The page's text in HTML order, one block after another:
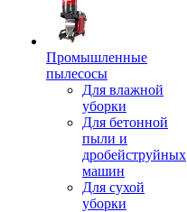
Промышленные
пылесосы
Для влажной
уборки
Для бетонной
пыли и
дробейструйных
машин
Для сухой
уборки